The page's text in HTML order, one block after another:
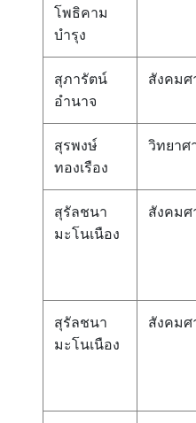
โพธิคาม
บำรุง
สุภารัตน์
อำนาจ
สังคมศ
สุรพงษ์
ทองเรือง
วิทยาศ
สุรัลชนา
มะโนเนือง
สังคมศ
สุรัลชนา
มะโนเนือง
สังคมศ